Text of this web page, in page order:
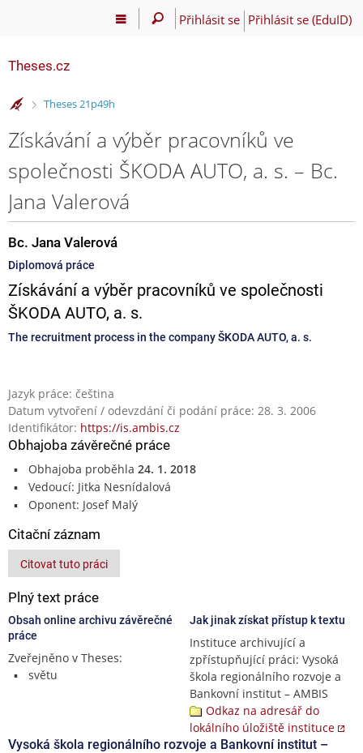
Přihlásit se Přihlásit se (EduID)
Theses.cz
>
Theses 21p49h
Získávání a výběr pracovníků ve
společnosti ŠKODA AUTO, a. s. – Bc.
Jana Valerová
Bc. Jana Valerová
Diplomová práce
Získávání a výběr pracovníků ve společnosti
ŠKODA AUTO, a. s.
The recruitment process in the company ŠKODA AUTO, a. s.
Jazyk práce: čeština
Datum vytvoření / odevzdání či podání práce: 28. 3. 2006
Identifikátor: https://is.ambis.cz
Obhajoba závěrečné práce
Obhajoba proběhla 24. 1. 2018
Vedoucí: Jitka Nesnídalová
Oponent: Josef Malý
Citační záznam
Citovat tuto práci
Plný text práce
Obsah online archivu závěrečné
práce
Zveřejněno v Theses:
světu
Jak jinak získat přístup k textu
Instituce archivující a
zpřístupňující práci: Vysoká
škola regionálního rozvoje a
Bankovní institut – AMBIS
Odkaz na adresář do
lokálního úložiště instituce
Vysoká škola regionálního rozvoje a Bankovní institut –